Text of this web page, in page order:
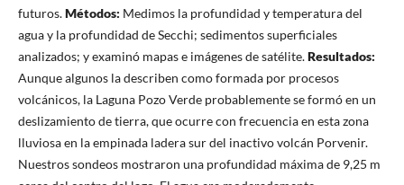
futuros.Métodos: Medimos la profundidad y temperatura del
agua y la profundidad de Secchi; sedimentos superficiales
analizados; y examinó mapas e imágenes de satélite.Resultados:
Aunque algunos la describen como formada por procesos
volcánicos, la Laguna Pozo Verde probablemente se formó en un
deslizamiento de tierra, que ocurre con frecuencia en esta zona
lluviosa en la empinada ladera sur del inactivo volcán Porvenir.
Nuestros sondeos mostraron una profundidad máxima de 9,25 m